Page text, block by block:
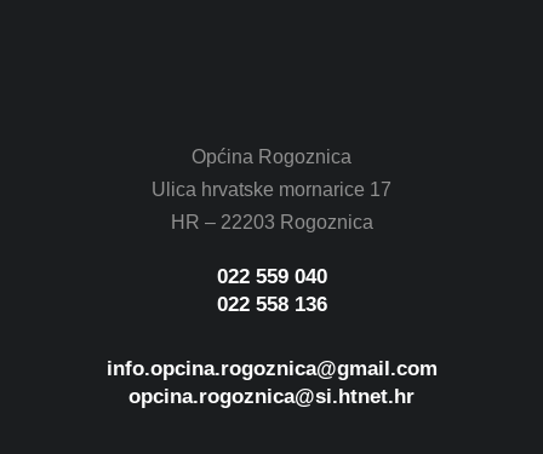
Općina Rogoznica
Ulica hrvatske mornarice 17
HR – 22203 Rogoznica
022 559 040
022 558 136
info.opcina.rogoznica@gmail.com
opcina.rogoznica@si.htnet.hr